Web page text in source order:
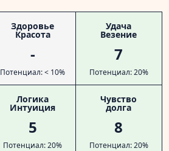
Здоровье
Красота
-
Потенциал: < 10%
Удача
Везение
7
Потенциал: 20%
Логика
Интуиция
5
Потенциал: 20%
Чувство
долга
8
Потенциал: 20%